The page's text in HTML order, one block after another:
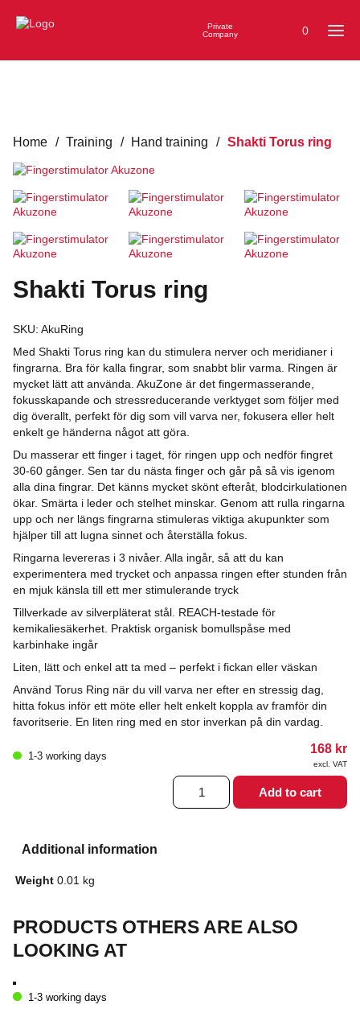
0
Private
Company
Home / Training / Hand training / Shakti Torus ring
Shakti Torus ring
SKU: AkuRing
Med Shakti Torus ring kan du stimulera nerver och meridianer i
fingrarna. Bra för kalla fingrar, som snabbt blir varma. Ringen är
mycket lätt att använda. AkuZone är det finger­mass­erande,
fokus­skapande och stress­reducerande verktyget som följer med
dig överallt, perfekt för dig som vill varva ner, fokusera eller helt
enkelt ge händerna något att göra.
Du masserar ett finger i taget, för ringen upp och nedför fingret
30-60 gånger. Sen tar du nästa finger och går på så vis igenom
alla dina fingrar. Det känns mycket skönt efteråt, blodcirkulationen
ökar. Smärta i leder och stelhet minskar. Genom att rulla ringarna
upp och ner längs fingrarna stimuleras viktiga akupunkter som
hjälper till att lugna sinnet och återställa fokus.
Ringarna levereras i 3 nivåer. Alla ingår, så att du kan
experimentera med trycket och anpassa ringen efter stunden från
en mjuk känsla till ett mer stimulerande tryck
Tillverkade av silverpläterat stål. REACH-testade för
kemikaliesäkerhet. Praktisk organisk bomullspåse med
karbinhake ingår
Liten, lätt och enkel att ta med – perfekt i fickan eller väskan
Använd Torus Ring när du vill varva ner efter en stressig dag,
hitta fokus inför ett möte eller helt enkelt koppla av framför din
favoritserie. En liten ring med en stor inverkan på din vardag.
1-3 working days
168 kr
excl. VAT
Shakti
Torus
ring
Add to cart
Additional information
Weight 0.01 kg
PRODUCTS OTHERS ARE ALSO
LOOKING AT
1-3 working days